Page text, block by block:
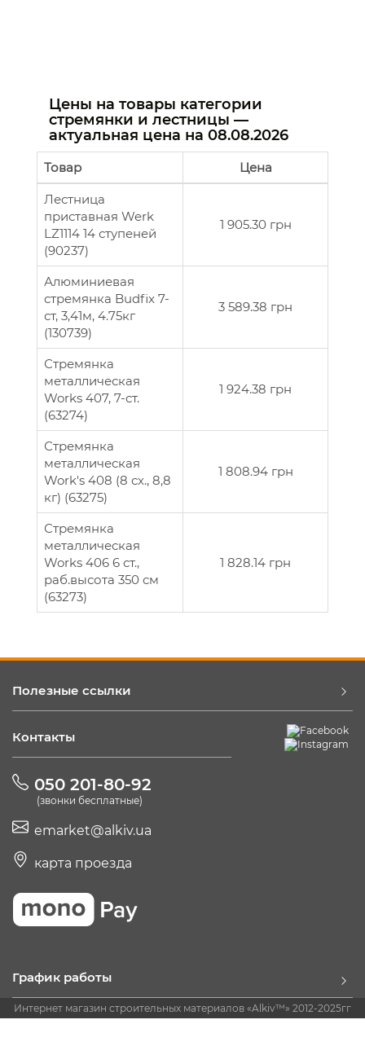
Цены на товары категории
стремянки и лестницы —
актуальная цена на 08.08.2026
Товар Цена
Лестница
приставная Werk
LZ1114 14 ступеней
(90237)
1 905.30 грн
Алюминиевая
стремянка Budfix 7-
ст, 3,41м, 4.75кг
(130739)
3 589.38 грн
Стремянка
металлическая
Works 407, 7-ст.
(63274)
1 924.38 грн
Стремянка
металлическая
Work's 408 (8 сх., 8,8
кг) (63275)
1 808.94 грн
Стремянка
металлическая
Works 406 6 ст.,
раб.высота 350 см
(63273)
1 828.14 грн
Полезные ссылки
Контакты
050 201-80-92
(звонки бесплатные)
emarket@alkiv.ua
карта проезда
График работы
Интернет магазин строительных материалов «Alkiv™» 2012-2025гг